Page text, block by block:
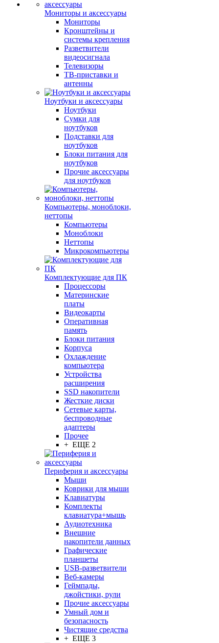
Мониторы и аксессуары
Мониторы
Кронштейны и
системы крепления
Разветвители
видеосигнала
Телевизоры
ТВ-приставки и
антенны
Ноутбуки и аксессуары
Ноутбуки
Сумки для
ноутбуков
Подставки для
ноутбуков
Блоки питания для
ноутбуков
Прочие аксессуары
для ноутбуков
Компьютеры, моноблоки,
неттопы
Компьютеры
Моноблоки
Неттопы
Микрокомпьютеры
Комплектующие для ПК
Процессоры
Материнские
платы
Видеокарты
Оперативная
память
Блоки питания
Корпуса
Охлаждение
компьютера
Устройства
расширения
SSD накопители
Жесткие диски
Сетевые карты,
беспроводные
адаптеры
Прочее
+ ЕЩЕ 2
Периферия и аксессуары
Мыши
Коврики для мыши
Клавиатуры
Комплекты
клавиатура+мышь
Аудиотехника
Внешние
накопители данных
Графические
планшеты
USB-разветвители
Веб-камеры
Геймпады,
джойстики, рули
Прочие аксессуары
Умный дом и
безопасность
Чистящие средства
+ ЕЩЕ 3